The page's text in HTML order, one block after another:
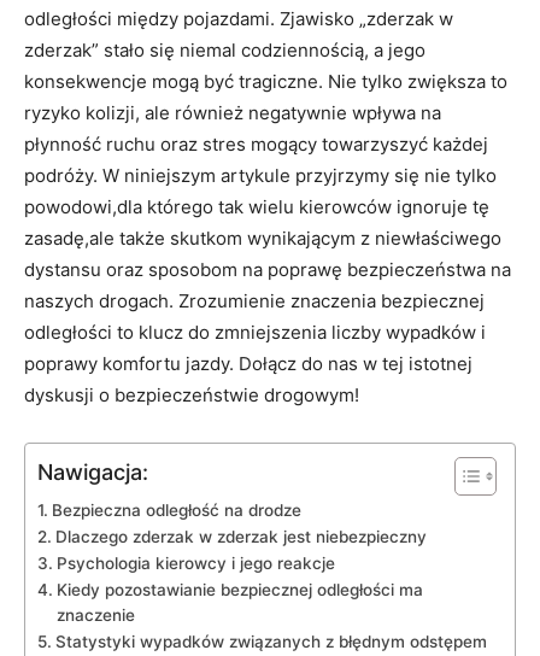
⁤odległości między ​pojazdami. Zjawisko „zderzak w
zderzak” ⁣stało się niemal codziennością,⁤ a jego
konsekwencje⁤ mogą być ⁢tragiczne. Nie tylko zwiększa ‍to‍
ryzyko kolizji, ale ⁤również negatywnie wpływa na
płynność​ ruchu ⁣oraz stres mogący towarzyszyć ​każdej
podróży. W niniejszym ⁢artykule przyjrzymy się nie tylko
powodowi,dla ​którego tak ‌wielu kierowców ⁢ignoruje tę⁢
zasadę,ale także skutkom⁢ wynikającym z niewłaściwego
dystansu oraz ⁣sposobom na ‌poprawę‍ bezpieczeństwa na
naszych⁢ drogach. Zrozumienie ⁣znaczenia bezpiecznej⁤
odległości‌ to klucz⁢ do zmniejszenia⁣ liczby wypadków i
⁢poprawy komfortu jazdy. Dołącz⁤ do nas‌ w tej istotnej
‍dyskusji o ⁣bezpieczeństwie ‌drogowym!
Nawigacja:
Bezpieczna‍ odległość na drodze
Dlaczego zderzak w zderzak jest⁢ niebezpieczny
Psychologia kierowcy i⁢ jego ⁤reakcje
Kiedy ⁣pozostawianie bezpiecznej odległości ma
znaczenie
Statystyki wypadków związanych ‍z błędnym odstępem